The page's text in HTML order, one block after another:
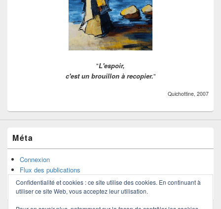
"L'espoir,
c'est un brouillon à recopier."
Quichottine, 2007
Méta
Connexion
Flux des publications
Flux des commentaires
Site de WordPress-FR
Confidentialité et cookies : ce site utilise des cookies. En continuant à
utiliser ce site Web, vous acceptez leur utilisation.